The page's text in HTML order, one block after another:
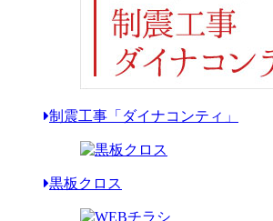
制震工事「ダイナコンティ」
黒板クロス